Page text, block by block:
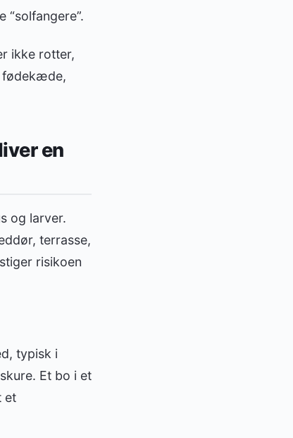
ikke rotter,
fødekæde,
en
og larver.
terrasse,
risikoen
typisk i
Et bo i et
et